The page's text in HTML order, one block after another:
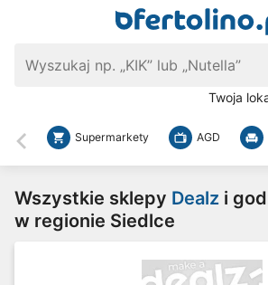
Twoja
Wstecz
Supermarkety AGD
Wszystkie sklepy Dealz i
w regionie Siedlce